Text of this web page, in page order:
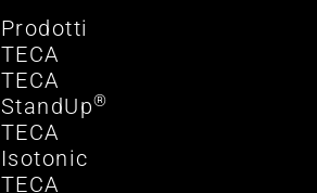
Prodotti
TECA
TECA
StandUp®
TECA
Isotonic
TECA